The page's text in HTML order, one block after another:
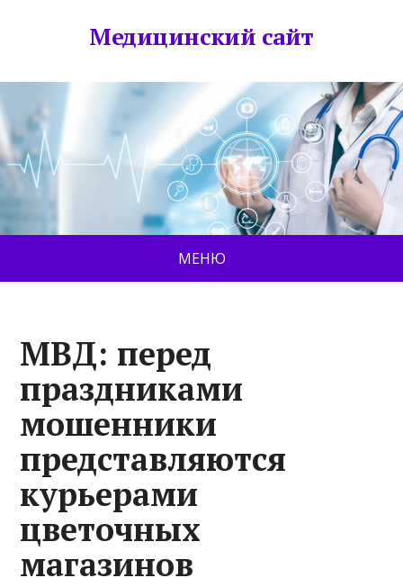
Медицинский сайт
МЕНЮ
МВД: перед
праздниками
мошенники
представляются
курьерами
цветочных
магазинов